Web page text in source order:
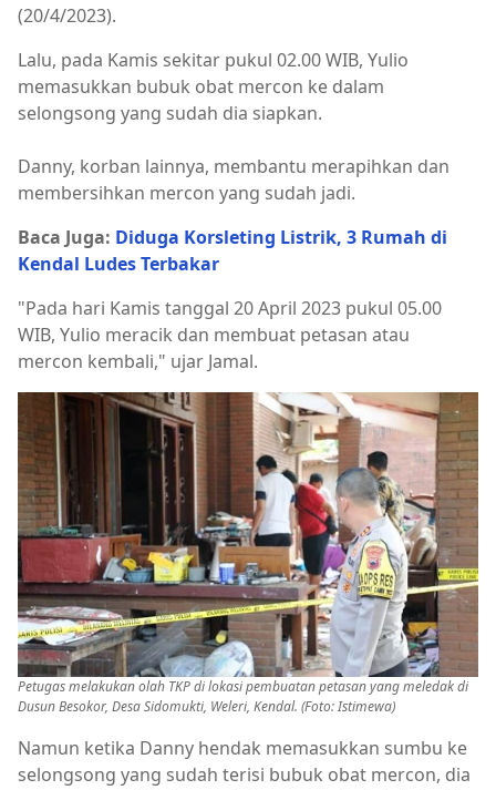
(20/4/2023).
Lalu, pada Kamis sekitar pukul 02.00 WIB, Yulio
memasukkan bubuk obat mercon ke dalam
selongsong yang sudah dia siapkan.
Danny, korban lainnya, membantu merapihkan dan
membersihkan mercon yang sudah jadi.
Baca Juga: Diduga Korsleting Listrik, 3 Rumah di
Kendal Ludes Terbakar
"Pada hari Kamis tanggal 20 April 2023 pukul 05.00
WIB, Yulio meracik dan membuat petasan atau
mercon kembali," ujar Jamal.
Petugas melakukan olah TKP di lokasi pembuatan petasan yang meledak di
Dusun Besokor, Desa Sidomukti, Weleri, Kendal. (Foto: Istimewa)
Namun ketika Danny hendak memasukkan sumbu ke
selongsong yang sudah terisi bubuk obat mercon, dia